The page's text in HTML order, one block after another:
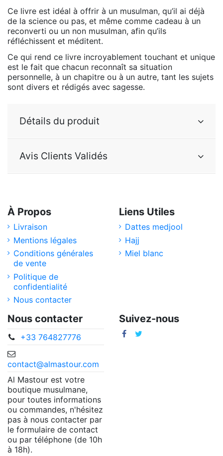
Ce livre est idéal à offrir à un musulman, qu’il ai déjà
de la science ou pas, et même comme cadeau à un
reconverti ou un non musulman, afin qu’ils
réfléchissent et méditent.
Ce qui rend ce livre incroyablement touchant et unique
est le fait que chacun reconnaît sa situation
personnelle, à un chapitre ou à un autre, tant les sujets
sont divers et rédigés avec sagesse.
Détails du produit
Avis Clients Validés
À Propos
Livraison
Mentions légales
Conditions générales
de vente
Politique de
confidentialité
Nous contacter
Liens Utiles
Dattes medjool
Hajj
Miel blanc
Nous contacter
+33 764827776
contact@almastour.com
Al Mastour est votre
boutique musulmane,
pour toutes informations
ou commandes, n'hésitez
pas à nous contacter par
le formulaire de contact
ou par téléphone (de 10h
à 18h).
Suivez-nous